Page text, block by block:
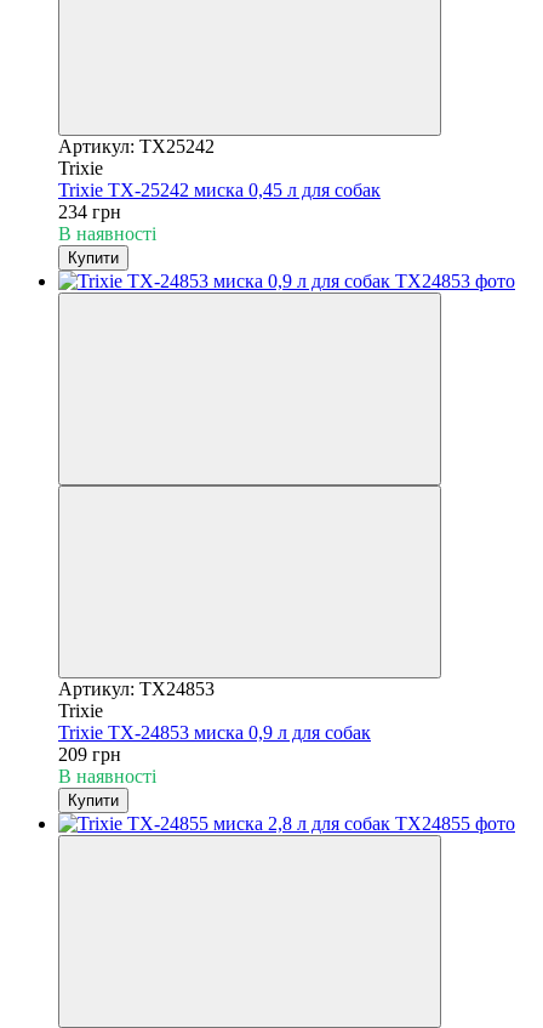
Артикул: TX25242
Trixie
Trixie TX-25242 миска 0,45 л для собак
234 грн
В наявності
Купити
Артикул: TX24853
Trixie
Trixie TX-24853 миска 0,9 л для собак
209 грн
В наявності
Купити